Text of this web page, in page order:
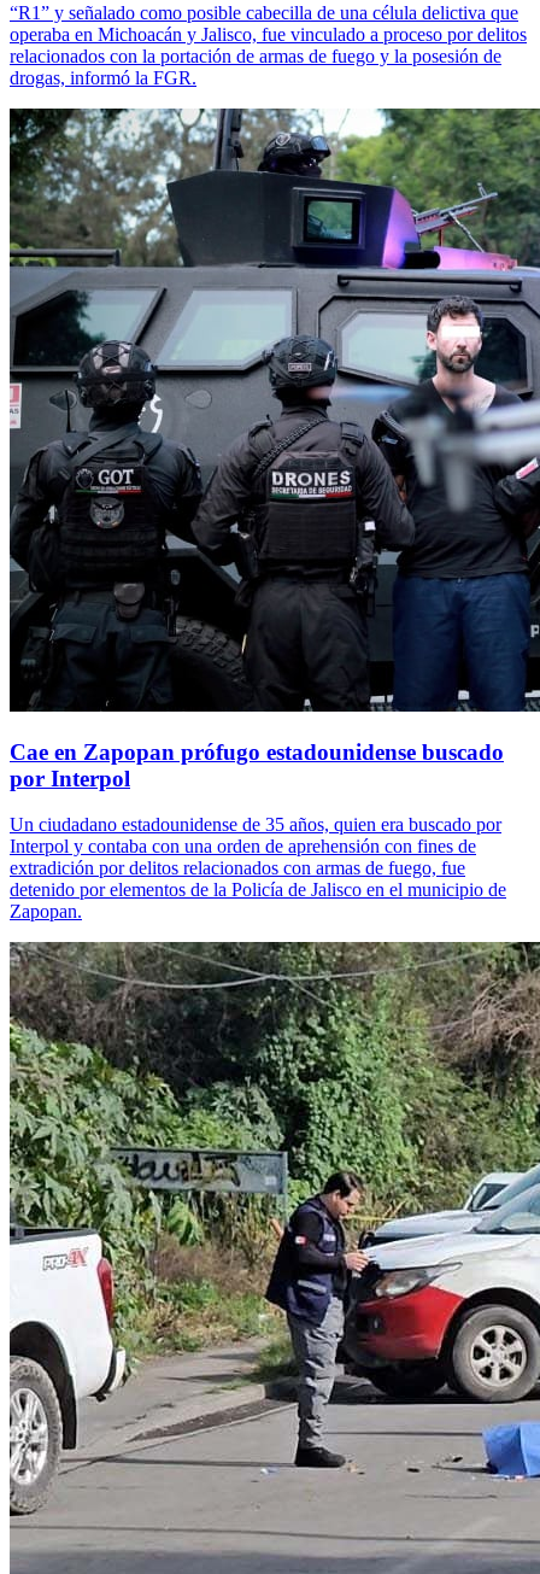
“R1” y señalado como posible cabecilla de una célula delictiva que
operaba en Michoacán y Jalisco, fue vinculado a proceso por delitos
relacionados con la portación de armas de fuego y la posesión de
drogas, informó la FGR.
Cae en Zapopan prófugo estadounidense buscado
por Interpol
Un ciudadano estadounidense de 35 años, quien era buscado por
Interpol y contaba con una orden de aprehensión con fines de
extradición por delitos relacionados con armas de fuego, fue
detenido por elementos de la Policía de Jalisco en el municipio de
Zapopan.